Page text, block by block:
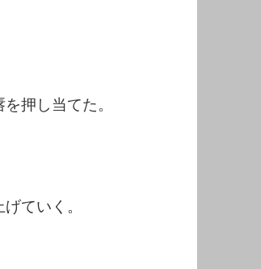
押し当てた。
ていく。